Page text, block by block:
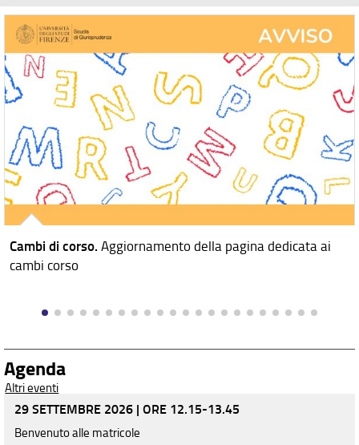
Cambi di corso. Aggiornamento della pagina dedicata ai
cambi corso
Agenda
Altri eventi
29 SETTEMBRE 2026 | ORE 12.15-13.45
Benvenuto alle matricole